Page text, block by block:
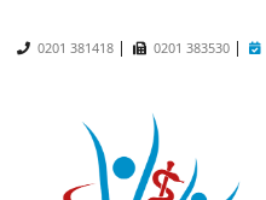
0201 381418| 0201 383530|